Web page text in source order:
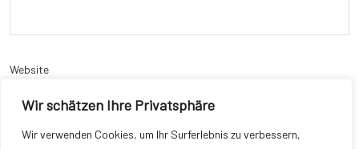
Wir schätzen Ihre Privatsphäre
Wir verwenden Cookies, um Ihr Surferlebnis zu verbessern,
Website